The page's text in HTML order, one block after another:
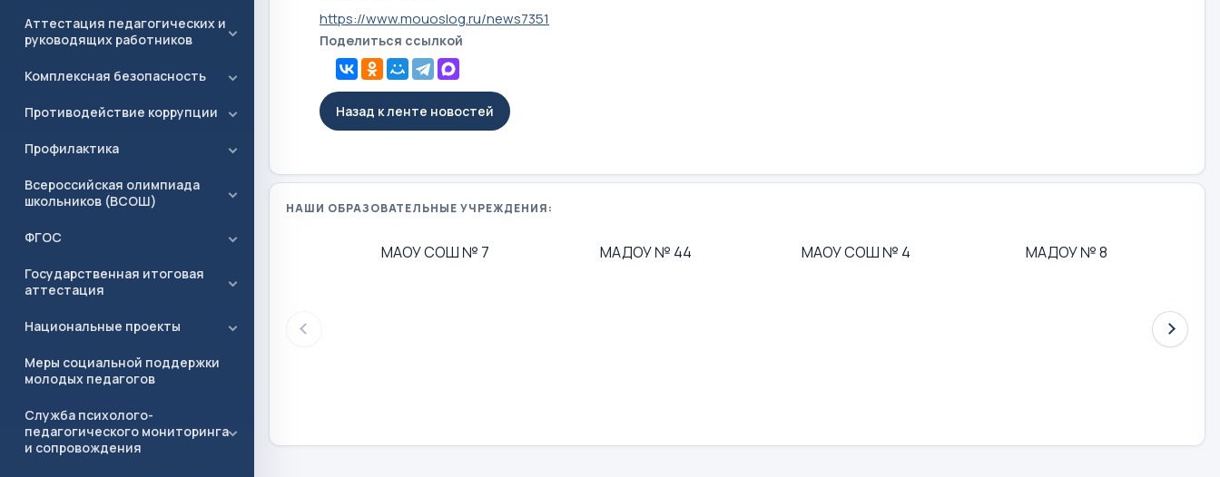
Аттестация педагогических и
руководящих работников
Комплексная безопасность
Противодействие коррупции
Профилактика
Всероссийская олимпиада
школьников (ВСОШ)
ФГОС
Государственная итоговая
аттестация
Национальные проекты
Меры социальной поддержки
молодых педагогов
Служба психолого-
педагогического мониторинга
и сопровождения
https://www.mouoslog.ru/news7351
Поделиться ссылкой
Назад к ленте новостей
НАШИ ОБРАЗОВАТЕЛЬНЫЕ УЧРЕЖДЕНИЯ:
МАОУ СОШ № 7 МАДОУ № 44 МАОУ СОШ № 4 МАДОУ № 8